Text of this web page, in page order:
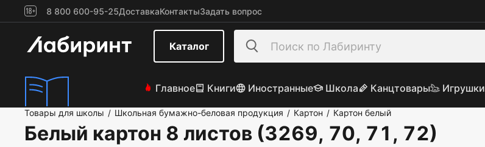
8 800 600-95-25ДоставкаКонтактыЗадать вопрос
Каталог
Главное Книги Иностранные Школа Канцтовары Игрушки
Товары для школы / Школьная бумажно-беловая продукция / Картон / Картон белый
Белый картон 8 листов (3269, 70, 71, 72)